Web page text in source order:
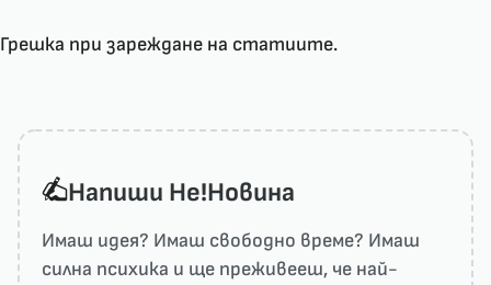
Грешка при зареждане на статиите.
Напиши He!Новина
Имаш идея? Имаш свободно време? Имаш
силна психика и ще преживееш, че най-